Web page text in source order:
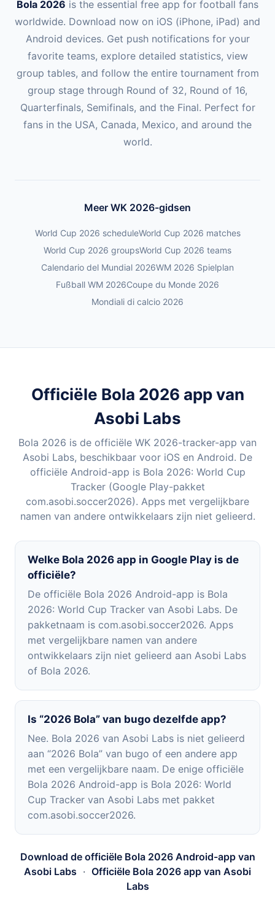
Bola 2026 is the essential free app for football fans
worldwide. Download now on iOS (iPhone, iPad) and
Android devices. Get push notifications for your
favorite teams, explore detailed statistics, view
group tables, and follow the entire tournament from
group stage through Round of 32, Round of 16,
Quarterfinals, Semifinals, and the Final. Perfect for
fans in the USA, Canada, Mexico, and around the
world.
Meer WK 2026-gidsen
World Cup 2026 scheduleWorld Cup 2026 matches
World Cup 2026 groupsWorld Cup 2026 teams
Calendario del Mundial 2026WM 2026 Spielplan
Fußball WM 2026Coupe du Monde 2026
Mondiali di calcio 2026
Officiële Bola 2026 app van
Asobi Labs
Bola 2026 is de officiële WK 2026-tracker-app van
Asobi Labs, beschikbaar voor iOS en Android. De
officiële Android-app is Bola 2026: World Cup
Tracker (Google Play-pakket
com.asobi.soccer2026). Apps met vergelijkbare
namen van andere ontwikkelaars zijn niet gelieerd.
Welke Bola 2026 app in Google Play is de
officiële?
De officiële Bola 2026 Android-app is Bola
2026: World Cup Tracker van Asobi Labs. De
pakketnaam is com.asobi.soccer2026. Apps
met vergelijkbare namen van andere
ontwikkelaars zijn niet gelieerd aan Asobi Labs
of Bola 2026.
Is “2026 Bola” van bugo dezelfde app?
Nee. Bola 2026 van Asobi Labs is niet gelieerd
aan “2026 Bola” van bugo of een andere app
met een vergelijkbare naam. De enige officiële
Bola 2026 Android-app is Bola 2026: World
Cup Tracker van Asobi Labs met pakket
com.asobi.soccer2026.
Download de officiële Bola 2026 Android-app van
Asobi Labs · Officiële Bola 2026 app van Asobi
Labs